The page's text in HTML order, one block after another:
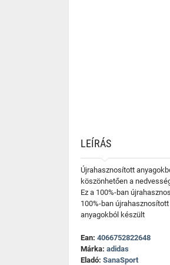
LEÍRÁS
Újrahasznosított
köszönhetően a
Ez a 100%-ban
100%-ban
anyagokból készült
Ean: 4066752822648
Márka: adidas
Eladó: SanaSport